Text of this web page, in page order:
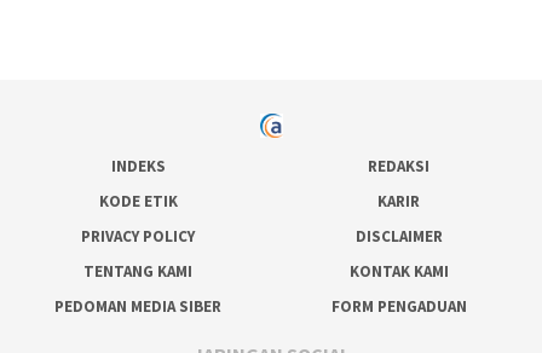
INDEKS
REDAKSI
KODE ETIK
KARIR
PRIVACY POLICY
DISCLAIMER
TENTANG KAMI
KONTAK KAMI
PEDOMAN MEDIA SIBER
FORM PENGADUAN